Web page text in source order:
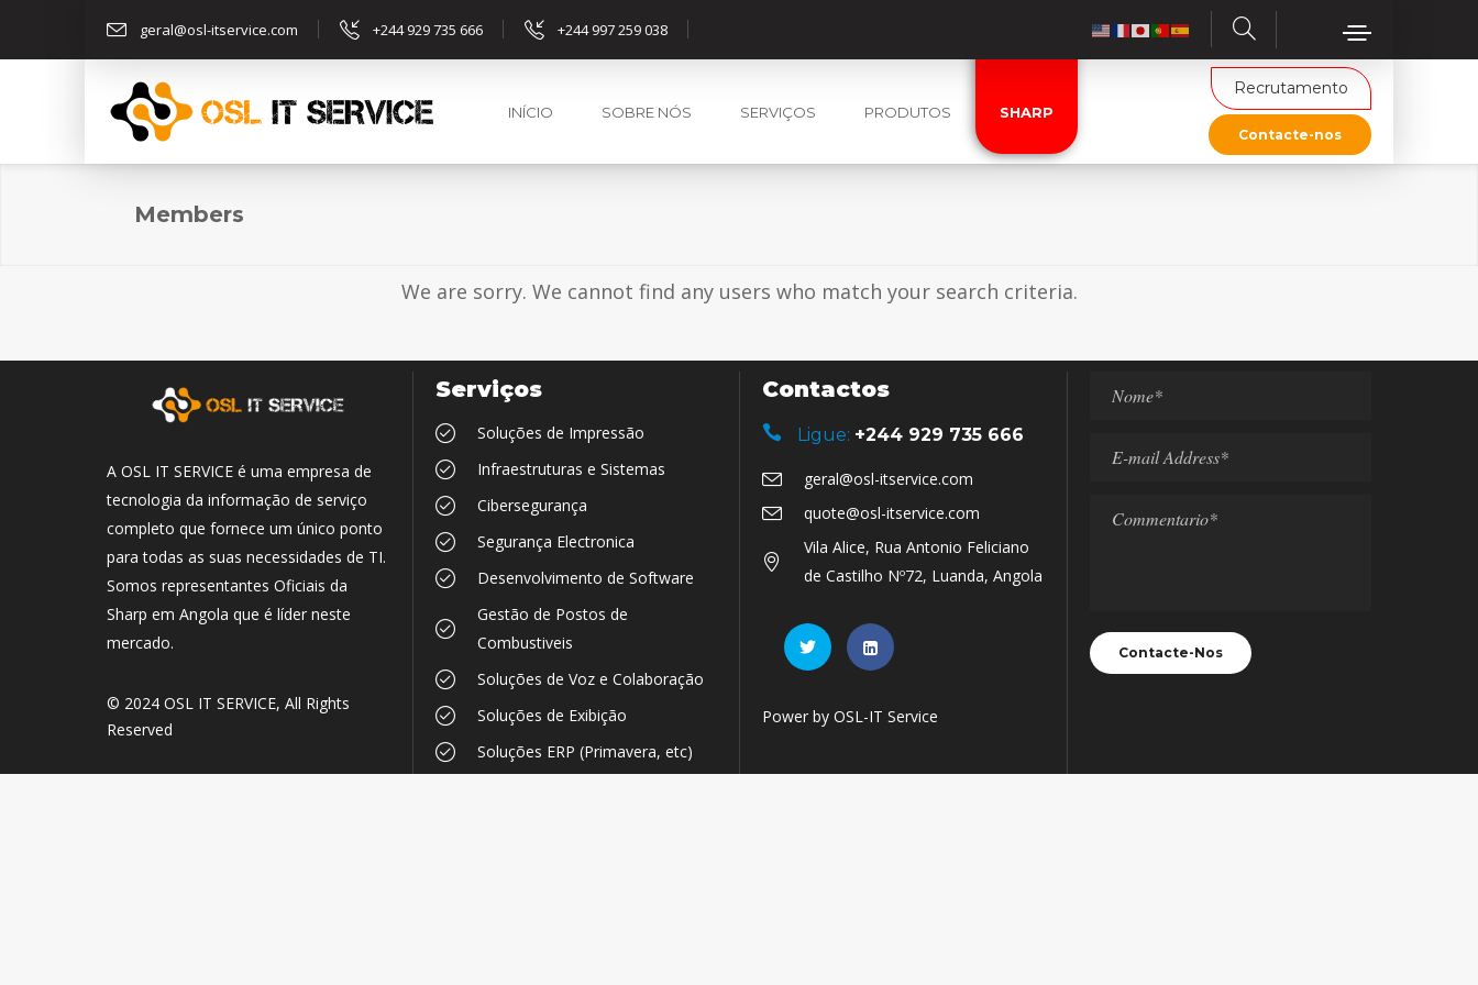
geral@osl-itservice.com +244 929 735 666 +244 997 259 038
INÍCIO SOBRE NÓS SERVIÇOS PRODUTOS SHARP
Recrutamento
Contacte-nos
Members
We are sorry. We cannot find any users who match your search criteria.
A OSL IT SERVICE é uma empresa de
tecnologia da informação de serviço
completo que fornece um único ponto
para todas as suas necessidades de TI.
Somos representantes Oficiais da
Sharp em Angola que é líder neste
mercado.
© 2024 OSL IT SERVICE, All Rights
Reserved
Serviços
Soluções de Impressão
Infraestruturas e Sistemas
Cibersegurança
Segurança Electronica
Desenvolvimento de Software
Gestão de Postos de
Combustiveis
Soluções de Voz e Colaboração
Soluções de Exibição
Soluções ERP (Primavera, etc)
Contactos
Ligue: +244 929 735 666
geral@osl-itservice.com
quote@osl-itservice.com
Vila Alice, Rua Antonio Feliciano
de Castilho Nº72, Luanda, Angola
Power by OSL-IT Service